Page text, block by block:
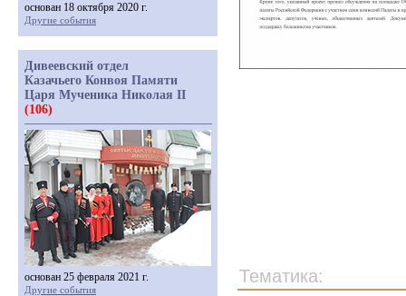
Тематика:
основан 18 октября 2020 г.
Другие события
Дивеевский отдел
Казачьего Конвоя Памяти
Царя Мученика Николая II
(106)
основан 25 февраля 2021 г.
Другие события